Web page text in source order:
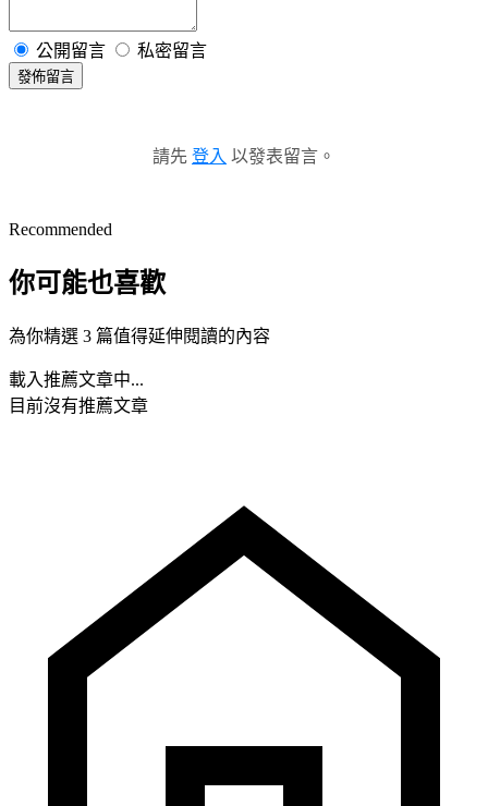
公開留言 私密留言
發佈留言
請先 登入 以發表留言。
Recommended
你可能也喜歡
為你精選 3 篇值得延伸閱讀的內容
載入推薦文章中...
目前沒有推薦文章